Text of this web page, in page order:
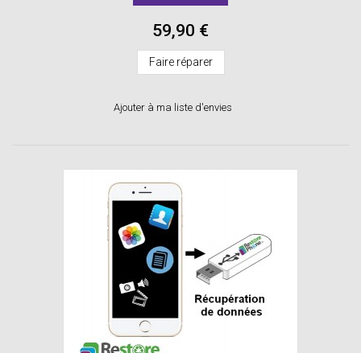
59,90 €
Faire réparer
Ajouter à ma liste d'envies